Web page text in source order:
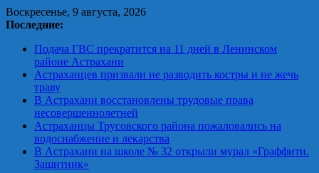
Skip
to
Воскресенье, 9 августа, 2026
Последние:
Подача ГВС прекратится на 11 дней в Ленинском
районе Астрахани
Астраханцев призвали не разводить костры и не жечь
траву
В Астрахани восстановлены трудовые права
несовершеннолетней
Астраханцы Трусовского района пожаловались на
водоснабжение и лекарства
В Астрахани на школе № 32 открыли мурал «Граффити.
Защитник»